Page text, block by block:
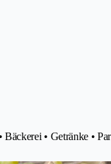
• Getränke •